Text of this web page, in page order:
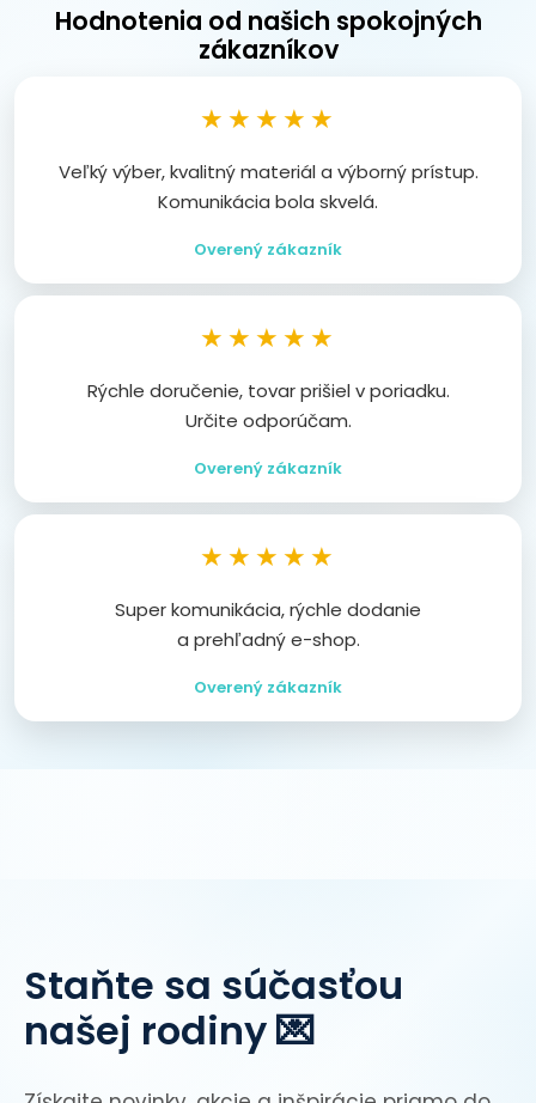
Hodnotenia od našich spokojných
zákazníkov
★★★★★
Veľký výber, kvalitný materiál a výborný prístup.
Komunikácia bola skvelá.
Overený zákazník
★★★★★
Rýchle doručenie, tovar prišiel v poriadku.
Určite odporúčam.
Overený zákazník
★★★★★
Super komunikácia, rýchle dodanie
a prehľadný e-shop.
Overený zákazník
Staňte sa súčasťou
našej rodiny 💌